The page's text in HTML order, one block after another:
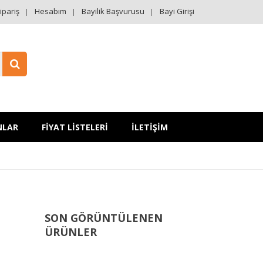
Hesabım Bayilik Başvurusu Bayi Girişi
FİYAT LİSTELERİ İLETİŞİM
SON GÖRÜNTÜLENEN
ÜRÜNLER